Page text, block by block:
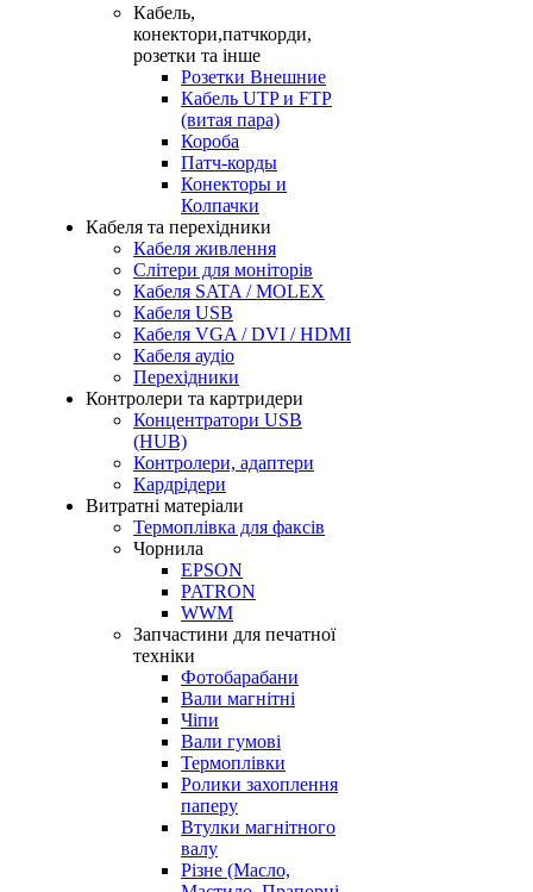
Кабель,
конектори,патчкорди,
розетки та інше
Розетки Внешние
Кабель UTP и FTP
(витая пара)
Короба
Патч-корды
Конекторы и
Колпачки
Кабеля та перехідники
Кабеля живлення
Слітери для моніторів
Кабеля SATA / MOLEX
Кабеля USB
Кабеля VGA / DVI / HDMI
Кабеля аудіо
Перехідники
Контролери та картридери
Концентратори USB
(HUB)
Контролери, адаптери
Кардрідери
Витратні матеріали
Термоплівка для факсів
Чорнила
EPSON
PATRON
WWM
Запчастини для печатної
техніки
Фотобарабани
Вали магнітні
Чіпи
Вали гумові
Термоплівки
Ролики захоплення
паперу
Втулки магнітного
валу
Різне (Масло,